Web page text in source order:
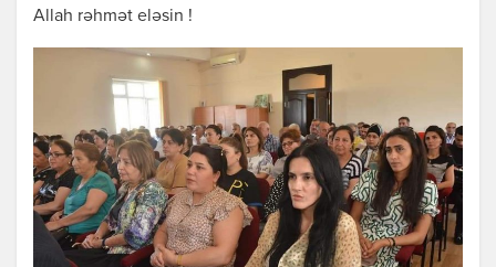
Allah rəhmət eləsin !